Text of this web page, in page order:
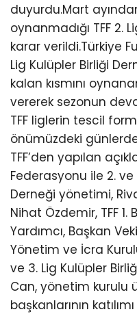
duyurdu.Mart
oynanmadığı TFF 2.
karar verildi.Türkiye
Lig Kulüpler Birliği
kalan kısmını
vererek sezonun
TFF liglerin tescil
önümüzdeki
TFF’den yapılan
Federasyonu ile 2. ve
Derneği yönetimi,
Nihat Özdemir, TFF 1.
Yardımcı, Başkan
Yönetim ve İcra
ve 3. Lig Kulüpler
Can, yönetim kurulu
başkanlarının